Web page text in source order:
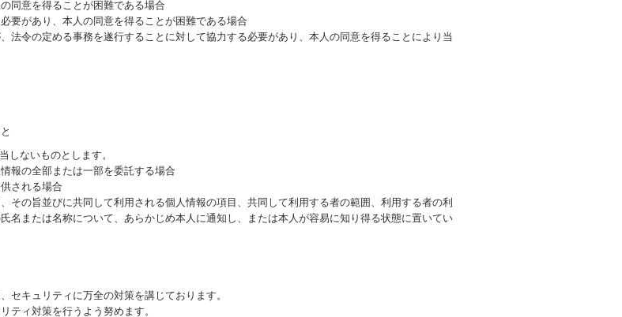
同意を得ることが困難である場合
要があり、本人の同意を得ることが困難である場合
法令の定める事務を遂行することに対して協力する必要があり、本人の同意を得ることにより当
しないものとします。
報の全部または一部を委託する場合
される場合
その旨並びに共同して利用される個人情報の項目、共同して利用する者の範囲、利用する者の利
名または名称について、あらかじめ本人に通知し、または本人が容易に知り得る状態に置いてい
セキュリティに万全の対策を講じております。
ティ対策を行うよう努めます。